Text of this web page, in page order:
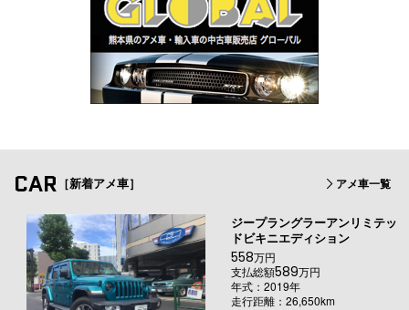
CAR ［新着アメ車］ アメ車一覧
ジープラングラーアンリミテッ
ドビキニエディション
558万円
支払総額589万円
年式：2019年
走行距離：26,650km